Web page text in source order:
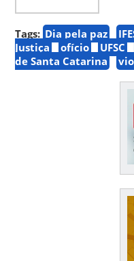
Tags: Dia pela paz
Justiça
ofício UFSC
de Santa Catarina